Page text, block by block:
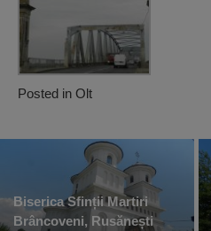
Posted in Olt
Biserica Sfinții Martiri
Brâncoveni, Rusănești